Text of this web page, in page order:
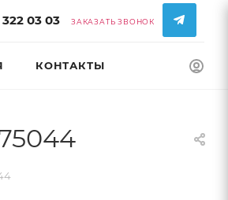
03 03 ЗАКАЗАТЬ ЗВОНОК
КОНТАКТЫ